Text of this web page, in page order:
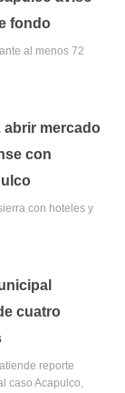
fondo
al menos 72
abrir mercado
con
con hoteles y
cuatro
reporte
caso Acapulco,